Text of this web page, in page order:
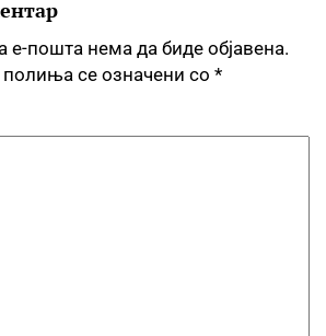
е-пошта нема да биде објавена.
се означени со *